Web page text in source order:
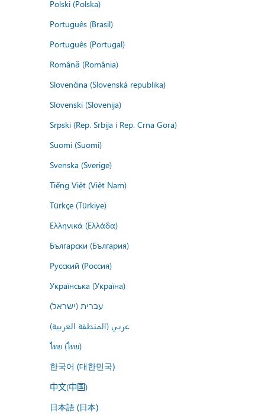
Polski (Polska)
Português (Brasil)
Português (Portugal)
Română (România)
Slovenčina (Slovenská republika)
Slovenski (Slovenija)
Srpski (Rep. Srbija i Rep. Crna Gora)
Suomi (Suomi)
Svenska (Sverige)
Tiếng Việt (Việt Nam)
Türkçe (Türkiye)
Ελληνικά (Ελλάδα)
Български (България)
Русский (Россия)
Українська (Україна)
עברית (ישראל)
عربي (المنطقة العربية)
ไทย (ไทย)
한국어 (대한민국)
中文(中国)
日本語 (日本)